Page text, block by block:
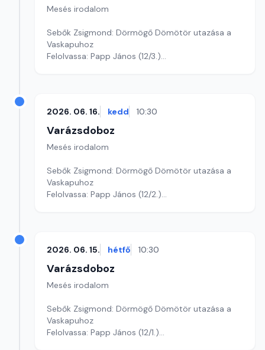
Mesés irodalom
Sebők Zsigmond: Dörmögő Dömötör utazása a
Vaskapuhoz
Felolvassa: Papp János (12/3.)
2026. 06. 16. kedd 10:30
Varázsdoboz
Mesés irodalom
Sebők Zsigmond: Dörmögő Dömötör utazása a
Vaskapuhoz
Felolvassa: Papp János (12/2.)
2026. 06. 15. hétfő 10:30
Varázsdoboz
Mesés irodalom
Sebők Zsigmond: Dörmögő Dömötör utazása a
Vaskapuhoz
Felolvassa: Papp János (12/1.)